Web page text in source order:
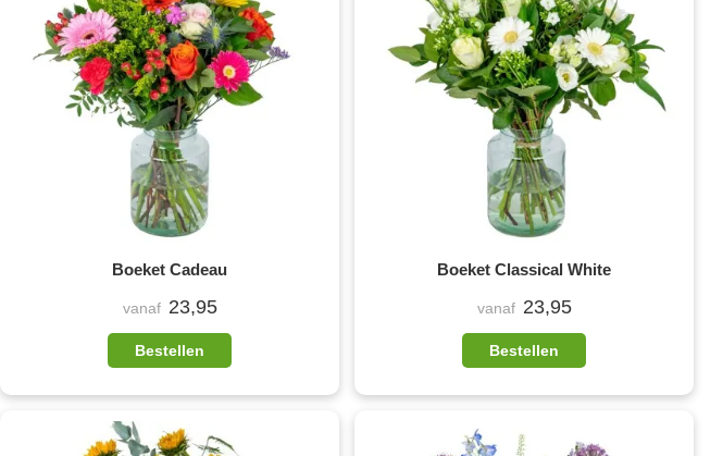
Boeket Cadeau
vanaf 23,95
Bestellen
Boeket Classical White
vanaf 23,95
Bestellen